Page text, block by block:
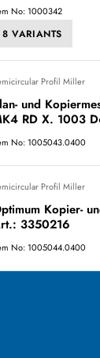
No: 1000342
8 VARIANTS
Profil Miller
und
RD X. 1003
No: 1005043.0400
Profil Miller
Kopier-
3350216
No: 1005044.0400